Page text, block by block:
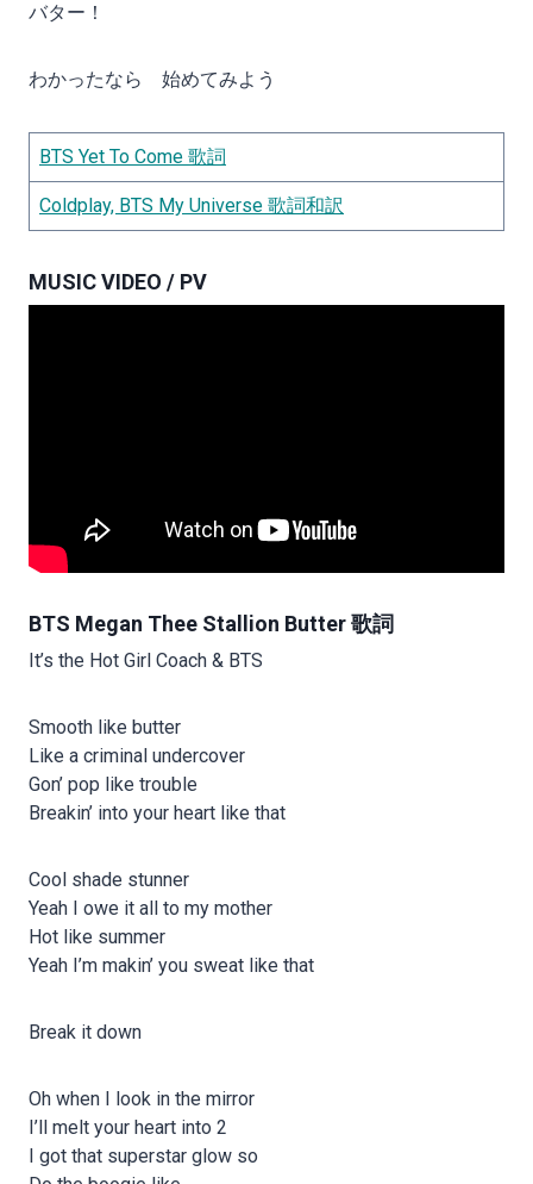
バター！
わかったなら 始めてみよう
BTS Yet To Come 歌詞
Coldplay, BTS My Universe 歌詞和訳
MUSIC VIDEO / PV
BTS Megan Thee Stallion Butter 歌詞
It’s the Hot Girl Coach & BTS
Smooth like butter
Like a criminal undercover
Gon’ pop like trouble
Breakin’ into your heart like that
Cool shade stunner
Yeah I owe it all to my mother
Hot like summer
Yeah I’m makin’ you sweat like that
Break it down
Oh when I look in the mirror
I’ll melt your heart into 2
I got that superstar glow so